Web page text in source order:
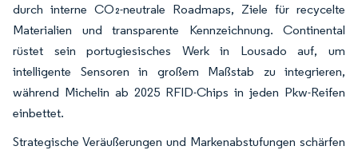
durch interne CO₂-neutrale Roadmaps, Ziele für recycelte
Materialien und transparente Kennzeichnung. Continental
rüstet sein portugiesisches Werk in Lousado auf, um
intelligente Sensoren in großem Maßstab zu integrieren,
während Michelin ab 2025 RFID-Chips in jeden Pkw-Reifen
einbettet.
Strategische Veräußerungen und Markenabstufungen schärfen